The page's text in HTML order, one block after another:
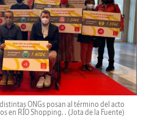
ONGs posan al término del acto
en RÍO Shopping. . (Jota de la Fuente)